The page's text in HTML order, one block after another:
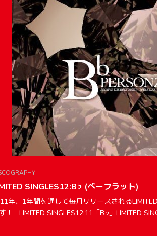
SINGLES12:B♭ (べーフラット)
年、1年間を通して毎月リリースされる
！ LIMITED SINGLES12:11「B♭」LIMITED